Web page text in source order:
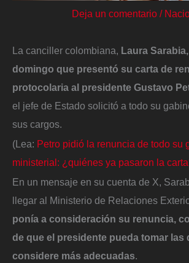
Deja un comentario /
La canciller colombiana, Laura
domingo que presentó su carta de
protocolaria al presidente Gustavo
el jefe de Estado solicitó a todo su
sus cargos.
(Lea: Petro pidió la renuncia de todo su
ministerial: ¿quiénes ya pasaron la
En un mensaje en su cuenta de X,
llegar al Ministerio de Relaciones
ponía a consideración su renuncia,
de que el presidente pueda tomar las
considere más adecuadas